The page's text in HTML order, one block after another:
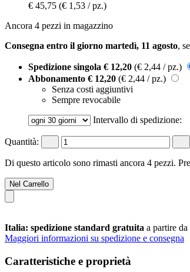
€ 45,75 (€ 1,53 / pz.)
Ancora 4 pezzi in magazzino
Consegna entro il giorno martedì, 11 agosto,
Spedizione singola € 12,20 (€ 2,44 / pz.)
Abbonamento € 12,20 (€ 2,44 / pz.)
Senza costi aggiuntivi
Sempre revocabile
Intervallo di spedizione:
Quantità:
Di questo articolo sono rimasti ancora 4 pezzi.
Nel Carrello
Italia: spedizione standard gratuita a partire
Maggiori informazioni su spedizione e consegna
Caratteristiche e proprietà